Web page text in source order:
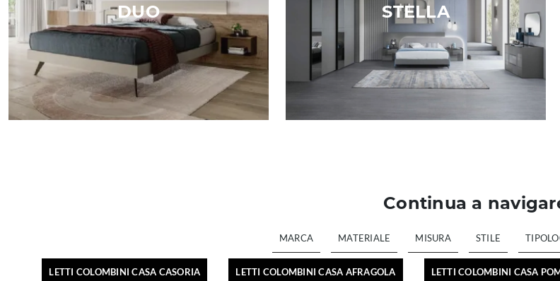
DUO STELLA
Continua a
MARCA MATERIALE MISURA STILE
LETTI COLOMBINI CASA CASORIA LETTI COLOMBINI CASA AFRAGOLA LETTI COLOMBINI CASA